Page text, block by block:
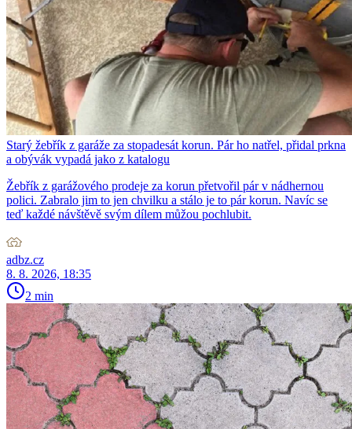
Starý žebřík z garáže za stopadesát korun. Pár ho natřel, přidal prkna
a obývák vypadá jako z katalogu
Žebřík z garážového prodeje za korun přetvořil pár v nádhernou
polici. Zabralo jim to jen chvilku a stálo je to pár korun. Navíc se
teď každé návštěvě svým dílem můžou pochlubit.
adbz.cz
8. 8. 2026, 18:35
2 min